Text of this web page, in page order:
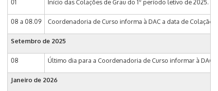
01 Início das Colações de Grau do 1º período letivo de 2025.
08 a 08.09 Coordenadoria de Curso informa à DAC a data de Colação
Setembro de 2025
08 Último dia para a Coordenadoria de Curso informar à DAC
Janeiro de 2026